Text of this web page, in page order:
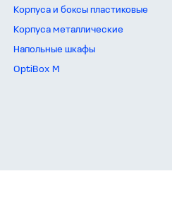
Корпуса и боксы пластиковые
Корпуса металлические
Напольные шкафы
OptiBox M